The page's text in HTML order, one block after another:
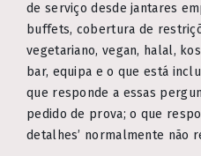
de serviço desde jantares
buffets, cobertura de
vegetariano, vegan, halal,
bar, equipa e o que está
que responde a essas
pedido de prova; o que
detalhes’ normalmente não